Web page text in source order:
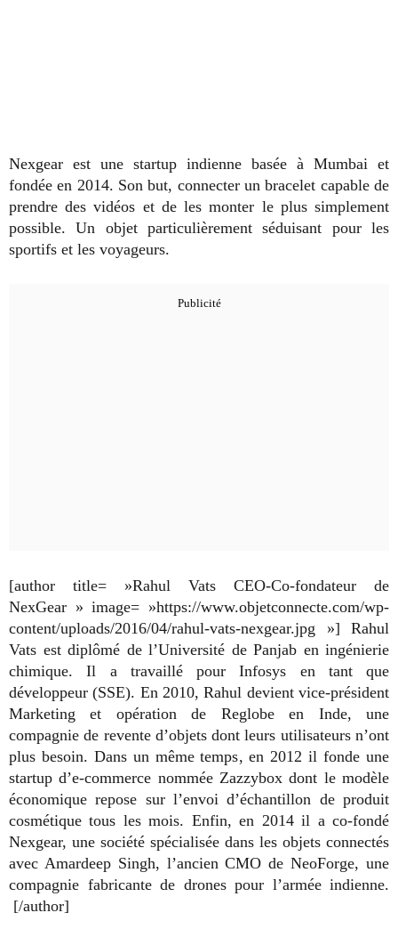
Nexgear est une startup indienne basée à Mumbai et
fondée en 2014. Son but, connecter un bracelet capable de
prendre des vidéos et de les monter le plus simplement
possible. Un objet particulièrement séduisant pour les
sportifs et les voyageurs.
[author title= »Rahul Vats CEO-Co-fondateur de
NexGear » image= »https://www.objetconnecte.com/wp-
content/uploads/2016/04/rahul-vats-nexgear.jpg »] Rahul
Vats est diplômé de l’Université de Panjab en ingénierie
chimique. Il a travaillé pour Infosys en tant que
développeur (SSE). En 2010, Rahul devient vice-président
Marketing et opération de Reglobe en Inde, une
compagnie de revente d’objets dont leurs utilisateurs n’ont
plus besoin. Dans un même temps, en 2012 il fonde une
startup d’e-commerce nommée Zazzybox dont le modèle
économique repose sur l’envoi d’échantillon de produit
cosmétique tous les mois. Enfin, en 2014 il a co-fondé
Nexgear, une société spécialisée dans les objets connectés
avec Amardeep Singh, l’ancien CMO de NeoForge, une
compagnie fabricante de drones pour l’armée indienne.
[/author]